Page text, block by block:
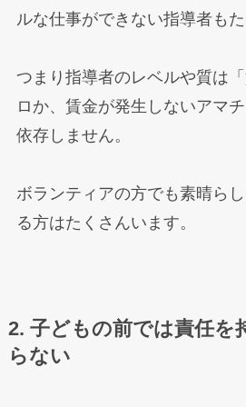
ルな仕事ができない指導者もた
つまり指導者のレベルや質は
ロか、賃金が発生しないアマ
依存しません。
ボランティアの方でも素晴ら
る方はたくさんいます。
2. 子どもの前では責任を
らない